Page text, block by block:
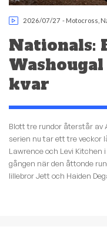
2026/07/27 - Motocross
Nationals:
kvar
Blott tre rundor återstår av
serien nu tar ett tre veckor
Lawrence och Levi
gången när den åttonde
lillebror Jett och Haiden